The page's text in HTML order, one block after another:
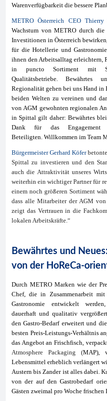
Warenverfügbarkeit die bessere
METRO Österreich CEO Thierry
Wachstum von METRO durch
Investitionen in Österreich
für die Hotellerie und
ihnen den Arbeitsalltag erleichtern,
in puncto Sortiment mit
Qualitätsbetriebe. Bewährtes
Regionalität gehen bei uns Hand
beiden Welten zu vereinen und
von AGM gewohnten regionalen
in Spittal gilt daher: Bewährtes
Dank für das
Beteiligten. Willkommen im Team
Bürgermeister Gerhard Köfer
Spittal zu investieren und den
auch die Attraktivität unseres
weiterhin ein wichtiger Partner für
einem noch größeren Sortiment
dass alle Mitarbeiter der AGM
zeigt das Vertrauen in die
lokalen Arbeitskräfte.“
Bewährtes und
von der HoReCa-
Durch METRO Marken wie der
Chef, die in Zusammenarbeit
Gastronomie entwickelt
dauerhaft und qualitativ
den Gastro-Bedarf erweitert und
besten Preis-Leistungs-Verhältnis
das Angebot an Frischfisch,
Atmosphere Packaging (MAP),
Lebensmittel erheblich verlängert
Austern bis Zander ist alles dabei.
von der auf den Gastrobedarf
Gästen zweimal pro Woche frischen